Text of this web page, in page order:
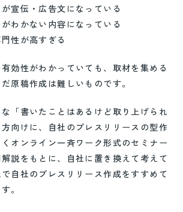
宣伝・広告文になっている
わかない内容になっている
性が高すぎる
効性がわかっていても、取材を集める
原稿作成は難しいものです。
「書いたことはあるけど取り上げられ
向けに、自社のプレスリリースの型作
オンライン一斉ワーク形式のセミナー
説をもとに、自社に置き換えて考えて
自社のプレスリリース作成をすすめて
。